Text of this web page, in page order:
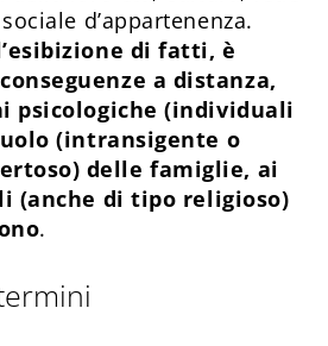
d’appartenenza.
di fatti, è
a distanza,
psicologiche (individuali
(intransigente o
delle famiglie, ai
(anche di tipo religioso)
.